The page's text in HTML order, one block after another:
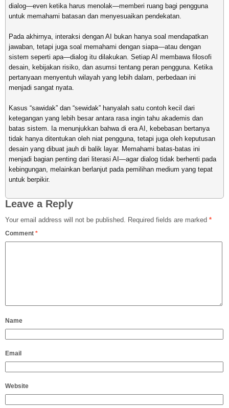
dialog—even ketika harus menolak—memberi ruang bagi pengguna
untuk memahami batasan dan menyesuaikan pendekatan.
Pada akhirnya, interaksi dengan AI bukan hanya soal mendapatkan
jawaban, tetapi juga soal memahami dengan siapa—atau dengan
sistem seperti apa—dialog itu dilakukan. Setiap AI membawa filosofi
desain, kebijakan risiko, dan asumsi tentang peran pengguna. Ketika
pertanyaan menyentuh wilayah yang lebih dalam, perbedaan ini
menjadi sangat nyata.
Kasus “sawidak” dan “sewidak” hanyalah satu contoh kecil dari
ketegangan yang lebih besar antara rasa ingin tahu akademis dan
batas sistem. Ia menunjukkan bahwa di era AI, kebebasan bertanya
tidak hanya ditentukan oleh niat pengguna, tetapi juga oleh keputusan
desain yang dibuat jauh di balik layar. Memahami batas-batas ini
menjadi bagian penting dari literasi AI—agar dialog tidak berhenti pada
kebingungan, melainkan berlanjut pada pemilihan medium yang tepat
untuk berpikir.
Leave a Reply
Your email address will not be published. Required fields are marked *
Comment *
Name
Email
Website